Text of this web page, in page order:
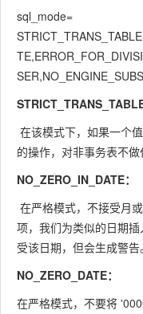
sql_mode=
在该模式下，如果一个
的操作，对非事务表不做
NO_ZERO_IN_DATE：
在严格模式，不接受月
项，我们为类似的日期
受该日期，但会生成警告。
NO_ZERO_DATE：
在严格模式，不要将